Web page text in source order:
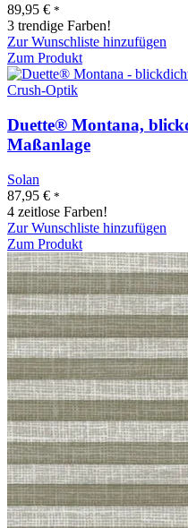
89,95 € *
3 trendige Farben!
Zur Wunschliste hinzufügen
Zum Produkt
Duette® Montana,
Maßanlage
Solan
87,95 € *
4 zeitlose Farben!
Zur Wunschliste hinzufügen
Zum Produkt